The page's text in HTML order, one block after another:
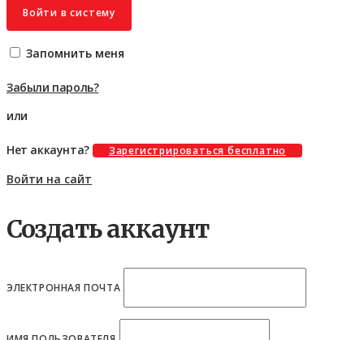
Войти в систему
Запомнить меня
Забыли пароль?
или
Нет аккаунта? Зарегистрироваться бесплатно
Войти на сайт
Создать аккаунт
ЭЛЕКТРОННАЯ ПОЧТА